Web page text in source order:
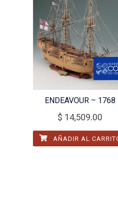
ENDEAVOUR – 1768
$ 14,509.00
AÑADIR AL